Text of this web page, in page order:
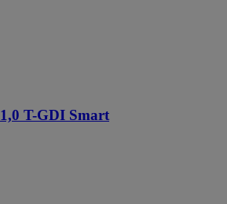
1,0 T-GDI Smart